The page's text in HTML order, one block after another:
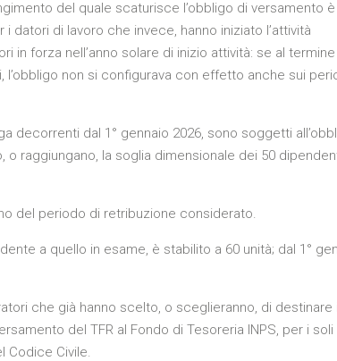
del quale scaturisce l’obbligo di versamento
datori di lavoro che invece, hanno iniziato l’attività
in forza nell’anno solare di inizio attività: se al
non si configurava con effetto anche sui
dal 1° gennaio 2026, sono soggetti
raggiungano, la soglia dimensionale dei 50
del periodo di retribuzione considerato.
a quello in esame, è stabilito a 60 unità; dal 1°
che già hanno scelto, o sceglieranno, di destinare
del TFR al Fondo di Tesoreria INPS, per i soli
Codice Civile.